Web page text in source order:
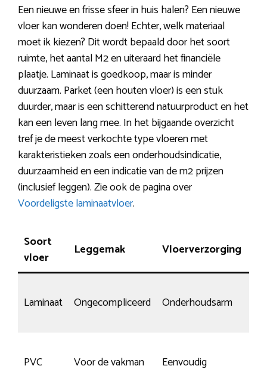
Een nieuwe en frisse sfeer in huis halen? Een nieuwe
vloer kan wonderen doen! Echter, welk materiaal
moet ik kiezen? Dit wordt bepaald door het soort
ruimte, het aantal M2 en uiteraard het financiële
plaatje. Laminaat is goedkoop, maar is minder
duurzaam. Parket (een houten vloer) is een stuk
duurder, maar is een schitterend natuurproduct en het
kan een leven lang mee. In het bijgaande overzicht
tref je de meest verkochte type vloeren met
karakteristieken zoals een onderhoudsindicatie,
duurzaamheid en een indicatie van de m2 prijzen
(inclusief leggen). Zie ook de pagina over
Voordeligste laminaatvloer.
Soort
vloer
Leggemak Vloerverzorging
Laminaat Ongecompliceerd Onderhoudsarm
PVC Voor de vakman Eenvoudig